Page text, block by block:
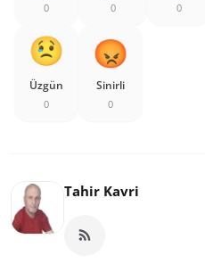
0 0 0
Üzgün
0
Sinirli
0
Tahir Kavri